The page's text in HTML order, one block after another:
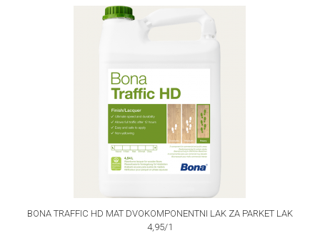
BONA TRAFFIC HD MAT DVOKOMPONENTNI LAK ZA PARKET LAK
4,95/1